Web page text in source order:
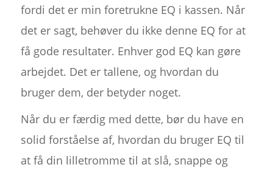
fordi det er min foretrukne EQ i kassen. Når
det er sagt, behøver du ikke denne EQ for at
få gode resultater. Enhver god EQ kan gøre
arbejdet. Det er tallene, og hvordan du
bruger dem, der betyder noget.
Når du er færdig med dette, bør du have en
solid forståelse af, hvordan du bruger EQ til
at få din lilletromme til at slå, snappe og